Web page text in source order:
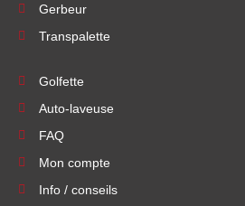
Gerbeur
Transpalette
Golfette
Auto-laveuse
FAQ
Mon compte
Info / conseils